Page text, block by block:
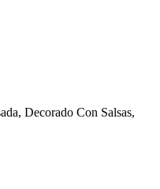
Decorado Con Salsas,